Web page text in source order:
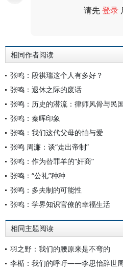
请先登录
相同作者阅读
张鸣：段祺瑞这个人有多好？
张鸣：退休之际的废话
张鸣：历史的潜流：律师风骨与民
张鸣：秦晖印象
张鸣：我们这代父母的怕与爱
张鸣 周濂：谈“走出帝制”
张鸣：作为替罪羊的“奸商”
张鸣：“公礼”种种
张鸣：多夫制的可能性
张鸣：学界知识官僚的幸福生活
相同主题阅读
羽之野：我们的腰原来是不弯的
李楯：我们的呼吁——李思怡辞世